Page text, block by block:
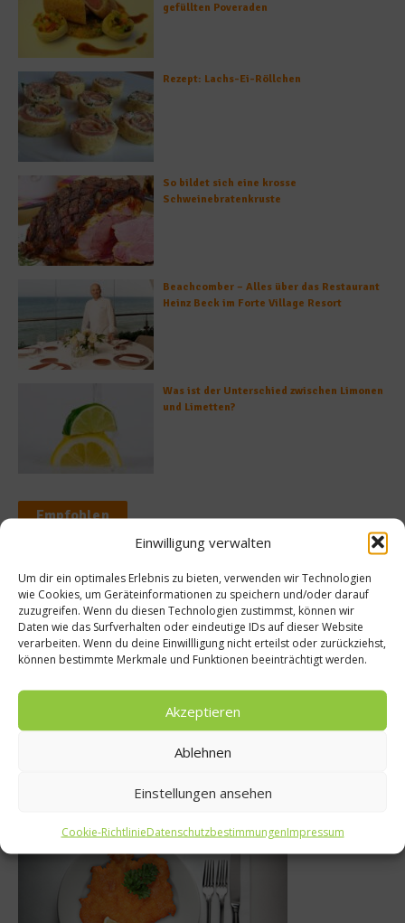
Einwilligung verwalten
Um dir ein optimales Erlebnis zu bieten, verwenden wir Technologien
wie Cookies, um Geräteinformationen zu speichern und/oder darauf
zuzugreifen. Wenn du diesen Technologien zustimmst, können wir
Daten wie das Surfverhalten oder eindeutige IDs auf dieser Website
verarbeiten. Wenn du deine Einwillligung nicht erteilst oder zurückziehst,
können bestimmte Merkmale und Funktionen beeinträchtigt werden.
Akzeptieren
Ablehnen
Einstellungen ansehen
Cookie-RichtlinieDatenschutzbestimmungenImpressum
gefüllten Poveraden
Rezept: Lachs-Ei-Röllchen
So bildet sich eine krosse
Schweinebratenkruste
Beachcomber – Alles über das Restaurant
Heinz Beck im Forte Village Resort
Was ist der Unterschied zwischen Limonen
und Limetten?
Empfohlen
für
Prostata
News
Manuel
Liste
Was isst Deutschland